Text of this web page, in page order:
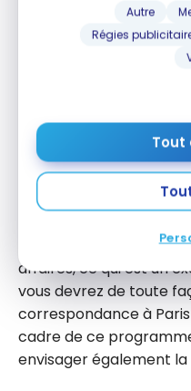
Autre
Régies
Primes
pouvez parfois
vols avec les points, ce
Pour les AvGeeks,
affaires, ce qui est un
vous devrez de toute
correspondance à
cadre de ce
envisager également la